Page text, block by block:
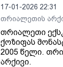
17-01-2026 22:31
თრიალეთის
თრიალეთი
ქოზიფას
2005 წელი.
არქივი.